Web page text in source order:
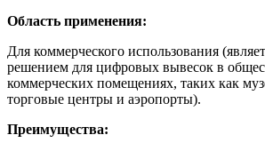
Область применения:
Для коммерческого использования (
решением для цифровых вывесок в
коммерческих помещениях, таких как
торговые центры и аэропорты).
Преимущества: